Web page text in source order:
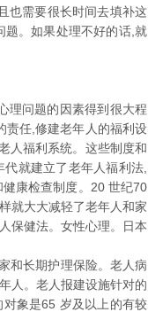
也需要很长时间去填补这
题。如果处理不好的话,就
理问题的因素得到很大程
责任,修建老年人的福利设
人福利系统。这些制度和
就建立了老年人福利法,
康检查制度。20 世纪70
就大大减轻了老年人和家
保健法。女性心理。日本
和长期护理保险。老人病
人。老人报建设施针对的
象是65 岁及以上的有较